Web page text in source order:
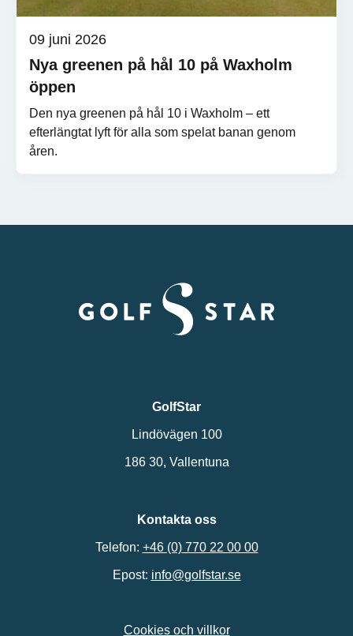
09 juni 2026
Nya greenen på hål 10 på Waxholm
öppen
Den nya greenen på hål 10 i Waxholm – ett
efterlängtat lyft för alla som spelat banan genom
åren.
GolfStar
Lindövägen 100
186 30, Vallentuna
Kontakta oss
Telefon: +46 (0) 770 22 00 00
Epost: info@golfstar.se
Cookies och villkor